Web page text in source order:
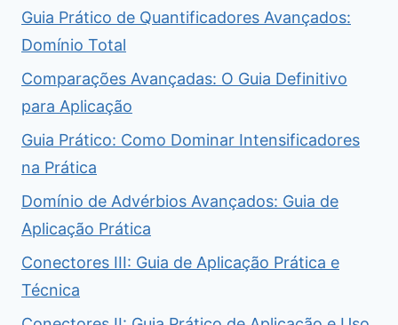
Guia Prático de Quantificadores Avançados:
Domínio Total
Comparações Avançadas: O Guia Definitivo
para Aplicação
Guia Prático: Como Dominar Intensificadores
na Prática
Domínio de Advérbios Avançados: Guia de
Aplicação Prática
Conectores III: Guia de Aplicação Prática e
Técnica